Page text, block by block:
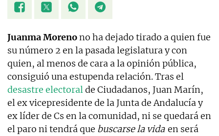
Juanma Morenono ha dejado tirado a quien fue
su número 2 en la pasada legislatura y con
quien, al menos de cara a la opinión pública,
consiguió una estupenda relación. Tras el
desastre electoralde Ciudadanos, Juan Marín,
el ex vicepresidente de la Junta de Andalucía y
ex líder de Cs en la comunidad, ni se quedará en
el paro ni tendrá que buscarse la vida en será